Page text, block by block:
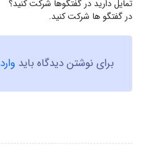
تمایل دارید در گفتگوها شرکت کنید؟
در گفتگو ها شرکت کنید.
برای نوشتن دیدگاه باید وارد